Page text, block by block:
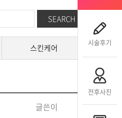
시술후기
전후사진
스킨케어
글쓴이